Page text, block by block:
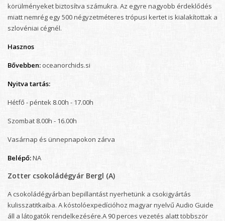
körülményeket biztosítva számukra. Az egyre nagyobb érdeklődés
miatt nemrég egy 500 négyzetméteres trópusi kertet is kialakítottak a
szlovéniai cégnél.
Hasznos
Bővebben: oceanorchids.si
Nyitva tartás:
Hétfő - péntek 8.00h - 17.00h
Szombat 8.00h - 16.00h
Vasárnap és ünnepnapokon zárva
Belépő:NA
Zotter csokoládégyár Bergl (A)
A csokoládégyárban bepillantást nyerhetünk a csokigyártás
kulisszatitkaiba. A kóstolóexpedícióhoz magyar nyelvű Audio Guide
áll a látogatók rendelkezésére.A 90 perces vezetés alatt többször